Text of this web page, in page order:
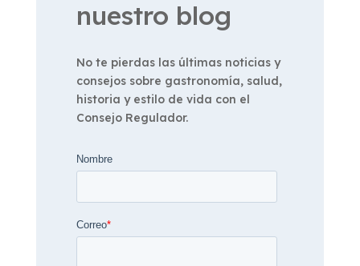
nuestro blog
No te pierdas las últimas noticias y
consejos sobre gastronomía, salud,
historia y estilo de vida con el
Consejo Regulador.